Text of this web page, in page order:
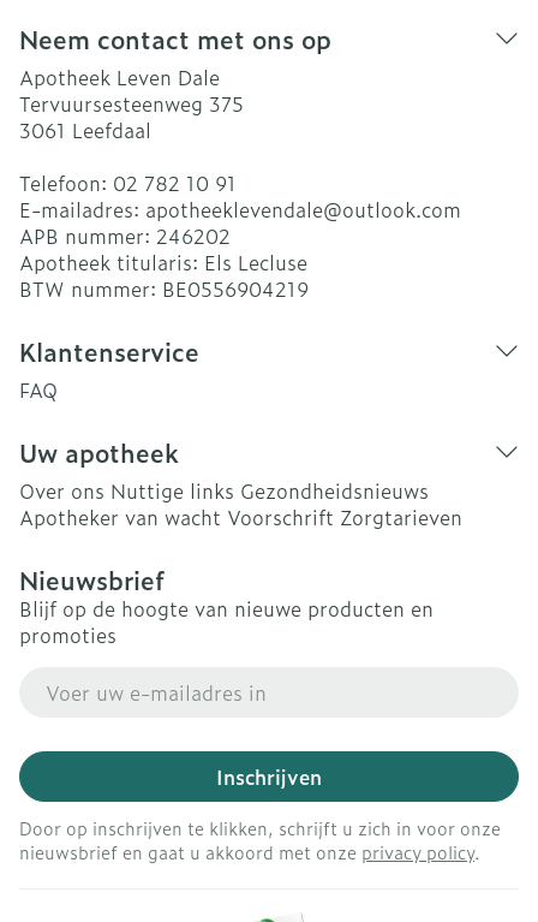
Neem contact met ons op
Apotheek Leven Dale
Tervuursesteenweg 375
3061 Leefdaal
Telefoon: 02 782 10 91
E-mailadres: apotheeklevendale@outlook.com
APB nummer: 246202
Apotheek titularis: Els Lecluse
BTW nummer: BE0556904219
Klantenservice
FAQ
Uw apotheek
Over ons Nuttige links Gezondheidsnieuws
Apotheker van wacht Voorschrift Zorgtarieven
Nieuwsbrief
Blijf op de hoogte van nieuwe producten en
promoties
Inschrijven
Door op inschrijven te klikken, schrijft u zich in voor onze
nieuwsbrief en gaat u akkoord met onze privacy policy.